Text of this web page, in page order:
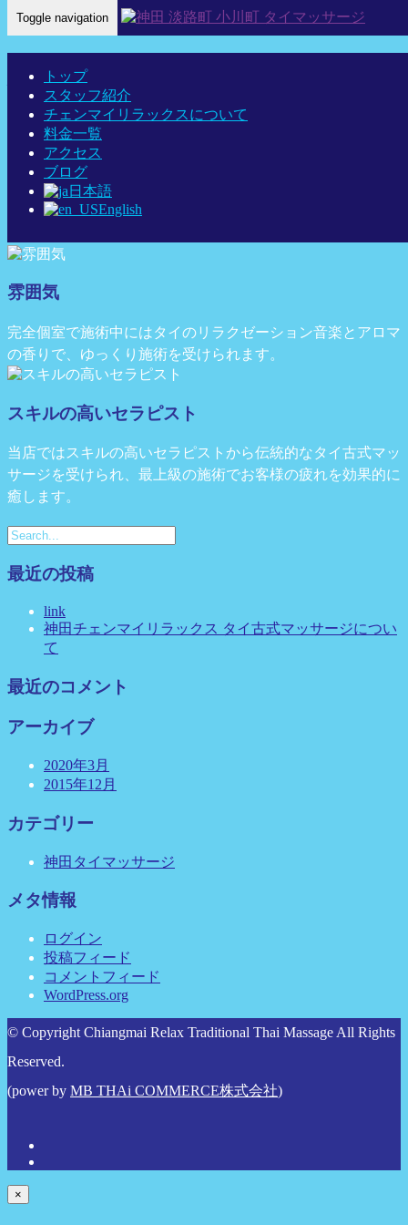
Toggle navigation
トップ
スタッフ紹介
チェンマイリラックスについて
料金一覧
アクセス
ブログ
日本語
English
Home- Our…
神田 チェンマイ リラックス タイ古式マッ
サージ
異国空間
店内はタイスタイルの美しくデザインされており、タイの雰
雰囲気
完全個室で施術中にはタイのリラクゼーション音楽とアロマ
の香りで、ゆっくり施術を受けられます。
スキルの高いセラピスト
当店ではスキルの高いセラピストから伝統的なタイ古式マッ
サージを受けられ、最上級の施術でお客様の疲れを効果的に
癒します。
最近の投稿
link
神田チェンマイリラックス タイ古式マッサージについ
て
最近のコメント
アーカイブ
2020年3月
2015年12月
カテゴリー
神田タイマッサージ
メタ情報
ログイン
投稿フィード
コメントフィード
WordPress.org
© Copyright Chiangmai Relax Traditional Thai Massage All Rights
Reserved.
(power by MB THAi COMMERCE株式会社)
×